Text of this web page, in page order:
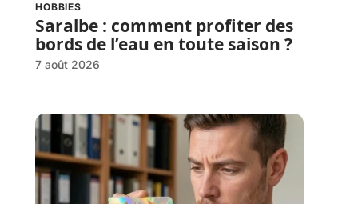
HOBBIES
Saralbe : comment profiter des
bords de l’eau en toute saison ?
7 août 2026